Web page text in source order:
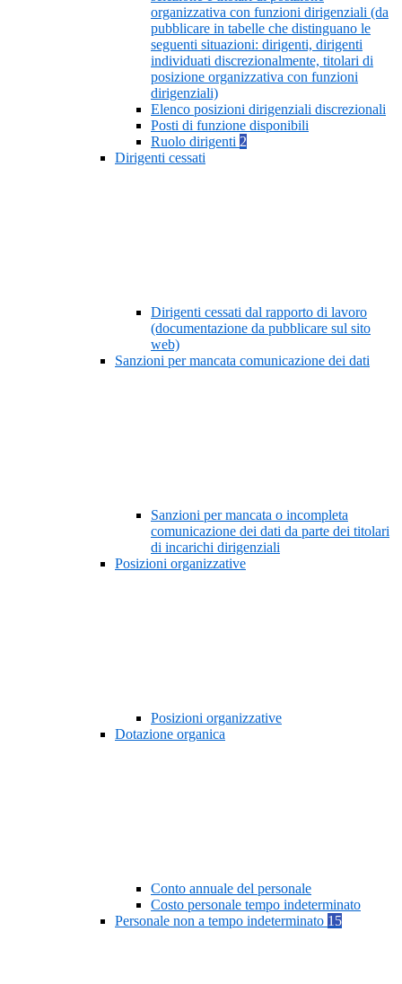
organizzativa con funzioni dirigenziali (da
pubblicare in tabelle che distinguano le
seguenti situazioni: dirigenti, dirigenti
individuati discrezionalmente, titolari di
posizione organizzativa con funzioni
dirigenziali)
Elenco posizioni dirigenziali discrezionali
Posti di funzione disponibili
Ruolo dirigenti 2
Dirigenti cessati
Dirigenti cessati dal rapporto di lavoro
(documentazione da pubblicare sul sito
web)
Sanzioni per mancata comunicazione dei dati
Sanzioni per mancata o incompleta
comunicazione dei dati da parte dei titolari
di incarichi dirigenziali
Posizioni organizzative
Posizioni organizzative
Dotazione organica
Conto annuale del personale
Costo personale tempo indeterminato
Personale non a tempo indeterminato 15